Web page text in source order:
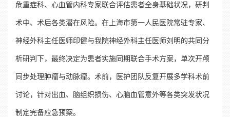
危重症科、心血管内科专家联合评估患者全身基础状况，研判
术中、术后各类潜在风险。在上海市第一人民医院常驻专家、
神经外科主任医师印健与我院神经外科主任医师刘明的共同分
析研判下，最终决定为患者实施同期联合手术方案，单次开颅
同步处理肿瘤与动脉瘤。术前，医护团队反复开展多学科术前
讨论，针对出血、脑组织损伤、心脑血管意外等各类突发状况
制定完备应急预案。